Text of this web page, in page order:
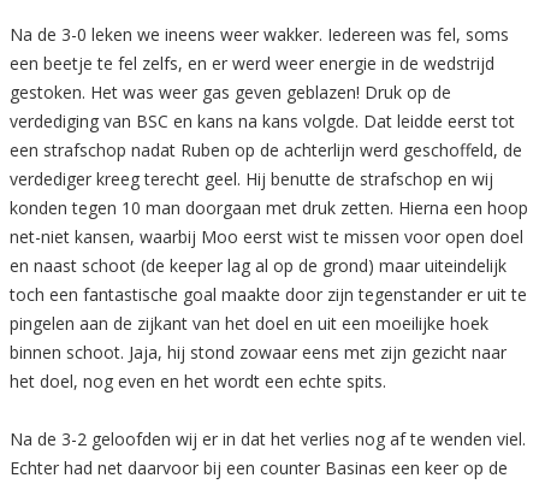
Na de 3-0 leken we ineens weer wakker. Iedereen was fel, soms
een beetje te fel zelfs, en er werd weer energie in de wedstrijd
gestoken. Het was weer gas geven geblazen! Druk op de
verdediging van BSC en kans na kans volgde. Dat leidde eerst tot
een strafschop nadat Ruben op de achterlijn werd geschoffeld, de
verdediger kreeg terecht geel. Hij benutte de strafschop en wij
konden tegen 10 man doorgaan met druk zetten. Hierna een hoop
net-niet kansen, waarbij Moo eerst wist te missen voor open doel
en naast schoot (de keeper lag al op de grond) maar uiteindelijk
toch een fantastische goal maakte door zijn tegenstander er uit te
pingelen aan de zijkant van het doel en uit een moeilijke hoek
binnen schoot. Jaja, hij stond zowaar eens met zijn gezicht naar
het doel, nog even en het wordt een echte spits.
Na de 3-2 geloofden wij er in dat het verlies nog af te wenden viel.
Echter had net daarvoor bij een counter Basinas een keer op de